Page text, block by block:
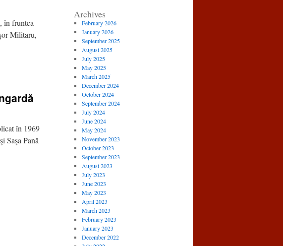
în fruntea
Militaru,
în 1969
Saşa Pană
Archives
February 2026
January 2026
September 2025
August 2025
July 2025
May 2025
March 2025
December 2024
October 2024
September 2024
July 2024
June 2024
May 2024
November 2023
October 2023
September 2023
August 2023
July 2023
June 2023
May 2023
April 2023
March 2023
February 2023
January 2023
December 2022